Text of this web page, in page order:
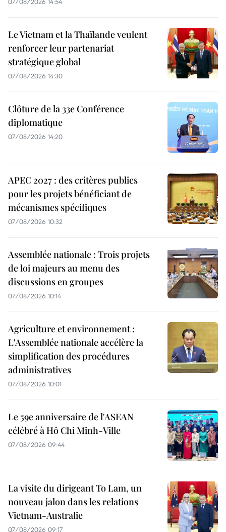
Le Vietnam et la Thaïlande veulent
renforcer leur partenariat
stratégique global
07/08/2026 14:30
Clôture de la 33e Conférence
diplomatique
07/08/2026 14:20
APEC 2027 : des critères publics
pour les projets bénéficiant de
mécanismes spécifiques
07/08/2026 10:32
Assemblée nationale : Trois projets
de loi majeurs au menu des
discussions en groupes
07/08/2026 10:14
Agriculture et environnement :
L'Assemblée nationale accélère la
simplification des procédures
administratives
07/08/2026 10:01
Le 59e anniversaire de l'ASEAN
célébré à Hô Chi Minh-Ville
07/08/2026 09:44
La visite du dirigeant To Lam, un
nouveau jalon dans les relations
Vietnam-Australie
07/08/2026 09:17